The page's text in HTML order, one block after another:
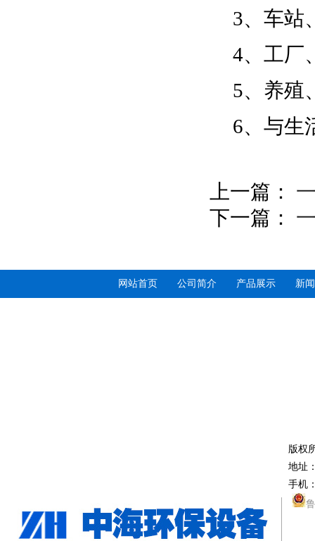
3、车站
4、工厂
5、养殖
6、与生
上一篇：
下一篇：
网站首页 公司简介 产品展示 新
版权
地址
手机